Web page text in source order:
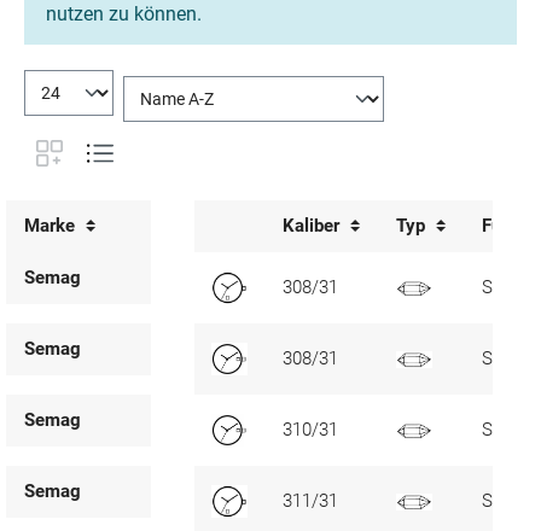
nutzen zu können.
Marke Kaliber Typ
Semag 308/31 SC, D6
Semag 308/31 SC, D3
Semag 310/31 SC, D3
Semag 311/31 SC, D6